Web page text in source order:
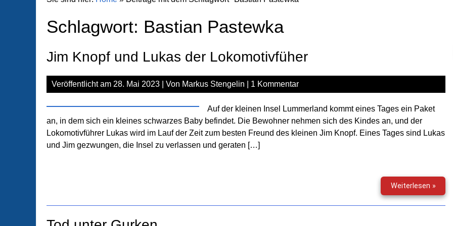
Schlagwort: Bastian Pastewka
Jim Knopf und Lukas der Lokomotivfüher
Veröffentlicht am 28. Mai 2023 | Von Markus Stengelin 1 Kommentar
Auf der kleinen Insel Lummerland kommt eines Tages ein Paket
an, in dem sich ein kleines schwarzes Baby befindet. Die Bewohner nehmen sich des Kindes an, und der
Lokomotivführer Lukas wird im Lauf der Zeit zum besten Freund des kleinen Jim Knopf. Eines Tages sind Lukas
und Jim gezwungen, die Insel zu verlassen und geraten […]
Weiterlesen »Jim
Knopf
und